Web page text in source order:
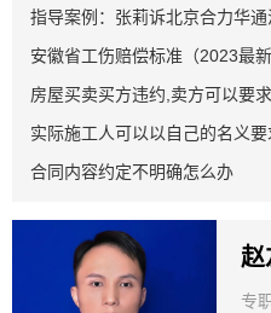
安徽省工伤赔偿标准（2023最新
房屋买卖买方违约,卖方可以要
实际施工人可以以自己的名义
合同内容约定不明确怎么办
赵
专